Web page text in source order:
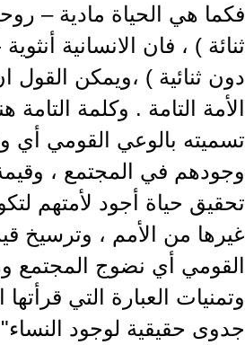
فكما هي الحياة مادية –
ثنائة ) ، فان الانسانية
دون ثنائية ) ،ويمكن
الأمة التامة . وكلمة
تسميته بالوعي القومي أي
وجودهم في المجتمع ،
تحقيق حياة أجود لأمتهم
غيرها من الأمم ، وترسيخ
القومي أي نضوج المجتمع
وتمنيات العبارة التي
جدوى حقيقية لوجود